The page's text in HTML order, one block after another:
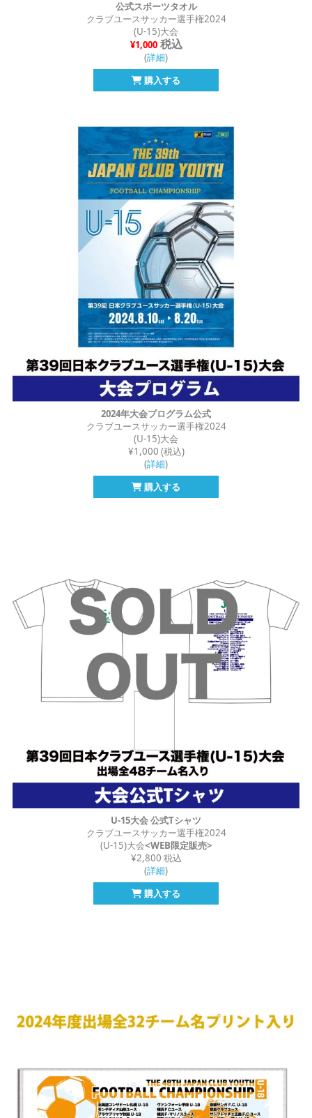
公式スポーツタオル
クラブユースサッカー選手権2024
(U-15)大会
¥1,000税込
(詳細)
購入する
2024年大会プログラム公式
クラブユースサッカー選手権2024
(U-15)大会
¥1,000 (税込)
(詳細)
購入する
U-15大会 公式Tシャツ
クラブユースサッカー選手権2024
(U-15)大会<WEB限定販売>
¥2,800 税込
(詳細)
購入する